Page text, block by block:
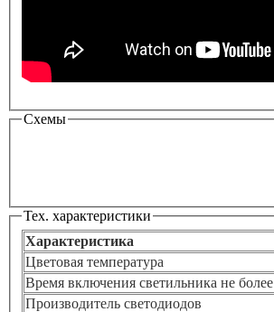
Схемы
Тех. характеристики
Характеристика
Цветовая температура
Время включения светильника не более
Производитель светодиодов